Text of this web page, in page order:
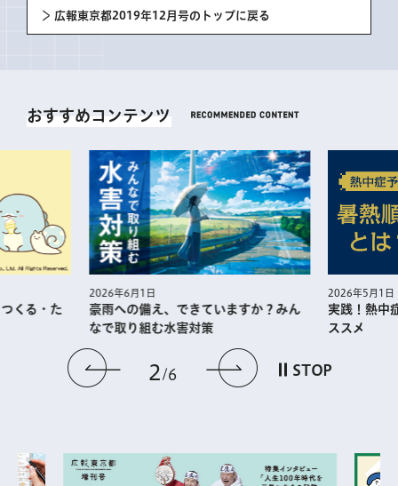
広報東京都2019年12月号のトップに戻る
おすすめコンテンツ
前のスライドを表示
2 6 次のスライドを
STOP
くる・た
2026年6月1日
豪雨への備え、できていますか？みん
なで取り組む水害対策
2026年5月1日
実践！熱中
ススメ